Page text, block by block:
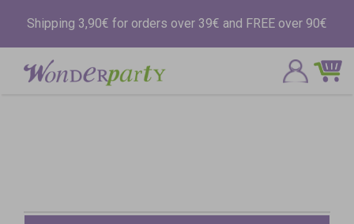
Shipping 3,90€ for orders over 39€ and FREE over 90€